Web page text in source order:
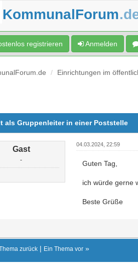
KommunalForum
registrieren Anmelden
Einrichtungen im
als Gruppenleiter in einer Poststelle
Gast
-
04.03.2024, 22:59
Guten Tag,
ich würde gerne
Beste Grüße
zurück | Ein Thema vor »